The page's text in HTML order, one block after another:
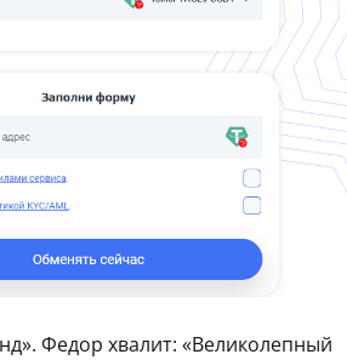
Федор хвалит: «Великолепный